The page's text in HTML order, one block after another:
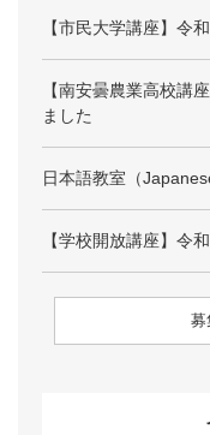
【市民大学講座】令
【南安曇農業高校講
ました
日本語教室（
【学校開放講座】令
募